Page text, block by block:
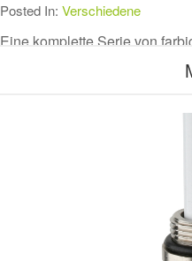
Posted In: Verschiedene
Eine komplette Serie von